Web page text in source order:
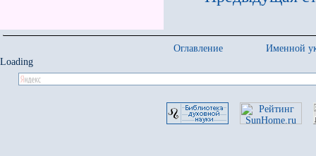
Оглавление
Именной
Loading